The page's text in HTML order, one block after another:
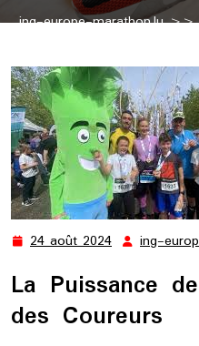
ing-europe-marathon.lu>>
24 août 2024 24
2024
ing-
La Puissance
des Coureurs